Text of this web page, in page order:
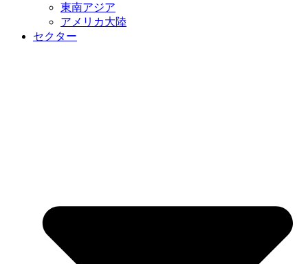
東南アジア
アメリカ大陸
セクター